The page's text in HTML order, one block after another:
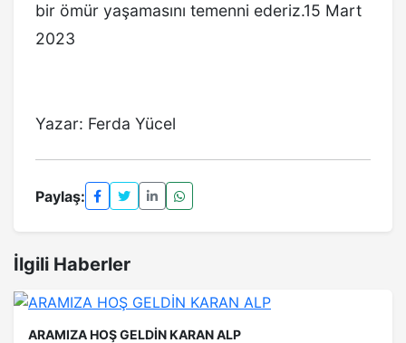
bir ömür yaşamasını temenni ederiz.15 Mart
2023
Yazar: Ferda Yücel
Paylaş:
İlgili Haberler
ARAMIZA HOŞ GELDİN KARAN ALP